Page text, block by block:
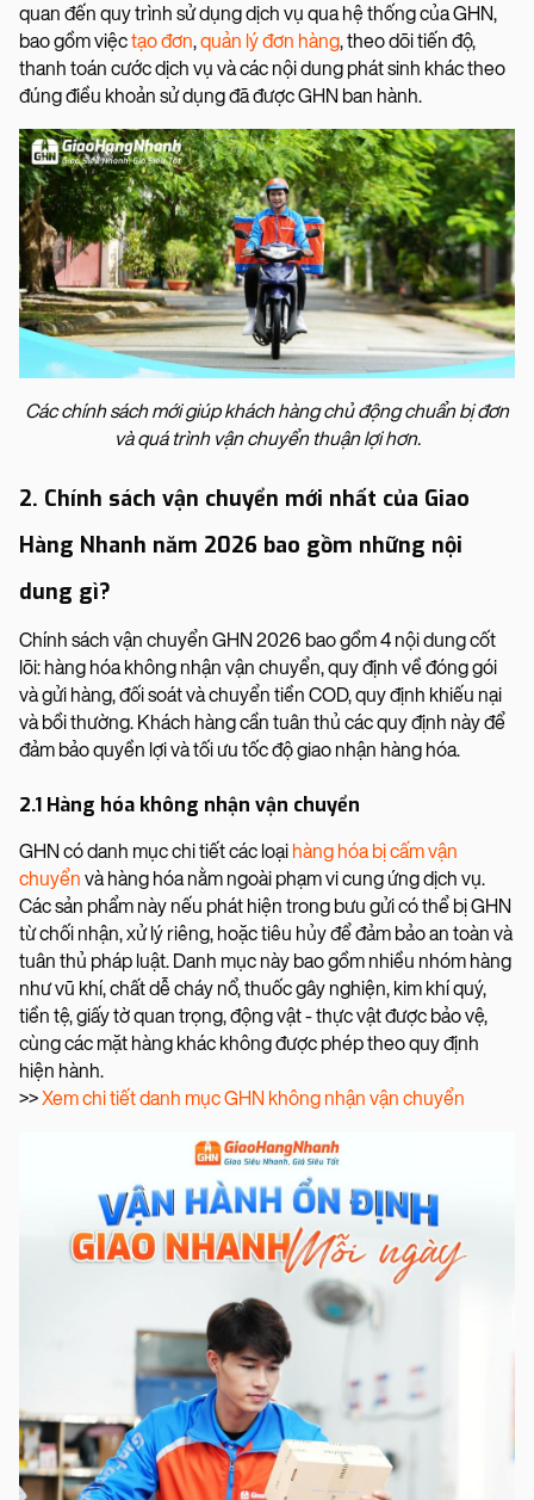
quan đến quy trình sử dụng dịch vụ qua hệ thống của GHN,
bao gồm việctạo đơn,quản lý đơn hàng, theo dõi tiến độ,
thanh toán cước dịch vụ và các nội dung phát sinh khác theo
đúng điều khoản sử dụng đã được GHN ban hành.
Các chính sách mới giúp khách hàng chủ động chuẩn bị đơn
và quá trình vận chuyển thuận lợi hơn.
2. Chính sách vận chuyển mới nhất của Giao
Hàng Nhanh năm 2026 bao gồm những nội
dung gì?
Chính sách vận chuyển GHN 2026 bao gồm 4 nội dung cốt
lõi: hàng hóa không nhận vận chuyển, quy định về đóng gói
và gửi hàng, đối soát và chuyển tiền COD, quy định khiếu nại
và bồi thường. Khách hàng cần tuân thủ các quy định này để
đảm bảo quyền lợi và tối ưu tốc độ giao nhận hàng hóa.
2.1 Hàng hóa không nhận vận chuyển
GHN có danh mục chi tiết các loại hàng hóa bị cấm vận
chuyển và hàng hóa nằm ngoài phạm vi cung ứng dịch vụ.
Các sản phẩm này nếu phát hiện trong bưu gửi có thể bị GHN
từ chối nhận, xử lý riêng, hoặc tiêu hủy để đảm bảo an toàn và
tuân thủ pháp luật. Danh mục này bao gồm nhiều nhóm hàng
như vũ khí, chất dễ cháy nổ, thuốc gây nghiện, kim khí quý,
tiền tệ, giấy tờ quan trọng, động vật - thực vật được bảo vệ,
cùng các mặt hàng khác không được phép theo quy định
hiện hành.
>>Xem chi tiết danh mục GHN không nhận vận chuyển